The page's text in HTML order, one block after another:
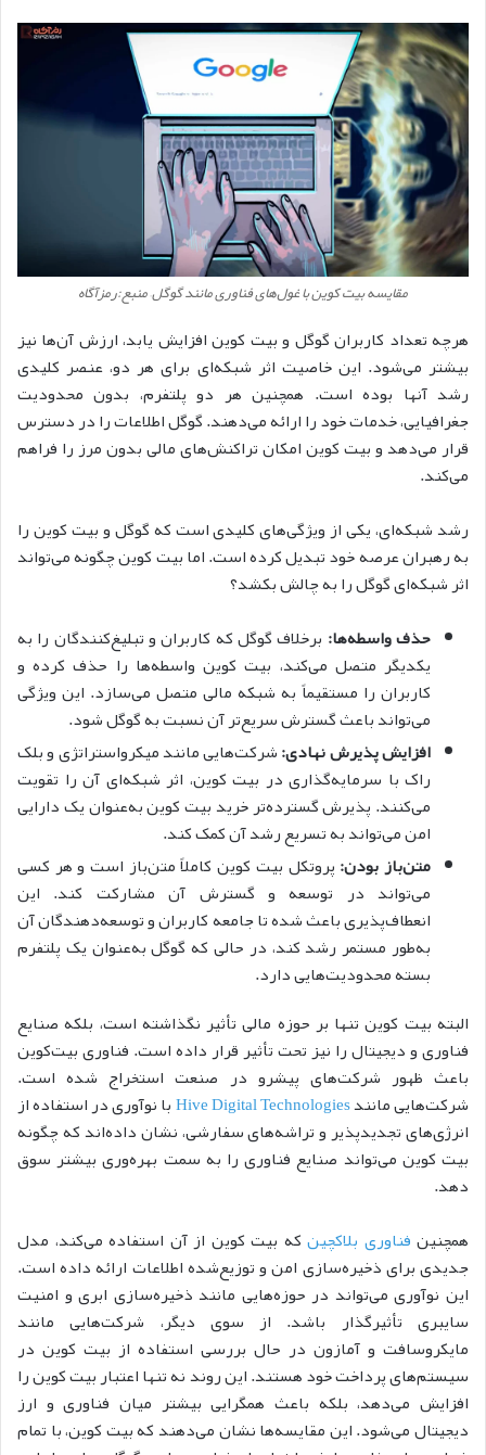
مقایسه بیت‌ کوین با غول‌های فناوری مانند گوگل– منبع:رمزآگاه
هرچه تعداد کاربران گوگل و بیت‌ کوین افزایش یابد، ارزش آن‌ها نیز
بیشتر می‌شود. این خاصیت اثر شبکه‌ای برای هر دو، عنصر کلیدی
رشد آنها بوده است. همچنین هر دو پلتفرم، بدون محدودیت
جغرافیایی، خدمات خود را ارائه می‌دهند. گوگل اطلاعات را در دسترس
قرار می‌دهد و بیت‌ کوین امکان تراکنش‌های مالی بدون مرز را فراهم
می‌کند.
رشد شبکه‌ای، یکی از ویژگی‌های کلیدی است که گوگل و بیت‌ کوین را
به رهبران عرصه خود تبدیل کرده است. اما بیت‌ کوین چگونه می‌تواند
اثر شبکه‌ای گوگل را به چالش بکشد؟
حذف واسطه‌ها: برخلاف گوگل که کاربران و تبلیغ‌کنندگان را به
یکدیگر متصل می‌کند، بیت‌ کوین واسطه‌ها را حذف کرده و
کاربران را مستقیماً به شبکه مالی متصل می‌سازد. این ویژگی
می‌تواند باعث گسترش سریع‌تر آن نسبت به گوگل شود.
افزایش پذیرش نهادی:شرکت‌هایی مانند میکرواستراتژی و بلک
راک با سرمایه‌گذاری در بیت‌ کوین، اثر شبکه‌ای آن را تقویت
می‌کنند. پذیرش گسترده‌تر خرید بیت‌ کوین به‌عنوان یک دارایی
امن می‌تواند به تسریع رشد آن کمک کند.
متن‌باز بودن: پروتکل بیت‌ کوین کاملاً متن‌باز است و هر کسی
می‌تواند در توسعه و گسترش آن مشارکت کند. این
انعطاف‌پذیری باعث شده تا جامعه کاربران و توسعه‌دهندگان آن
به‌طور مستمر رشد کند، در حالی که گوگل به‌عنوان یک پلتفرم
بسته محدودیت‌هایی دارد.
البته بیت‌ کوین تنها بر حوزه مالی تأثیر نگذاشته است، بلکه صنایع
فناوری و دیجیتال را نیز تحت تأثیر قرار داده است. فناوری بیت‌کوین
باعث ظهور شرکت‌های پیشرو در صنعت استخراج شده است.
شرکت‌هایی مانندHive Digital Technologiesبا نوآوری در استفاده از
انرژی‌های تجدیدپذیر و تراشه‌های سفارشی، نشان داده‌اند که چگونه
بیت‌ کوین می‌تواند صنایع فناوری را به سمت بهره‌وری بیشتر سوق
دهد.
همچنین فناوری بلاکچین که بیت‌ کوین از آن استفاده می‌کند، مدل
جدیدی برای ذخیره‌سازی امن و توزیع‌شده اطلاعات ارائه داده است.
این نوآوری می‌تواند در حوزه‌هایی مانند ذخیره‌سازی ابری و امنیت
سایبری تأثیرگذار باشد. از سوی دیگر، شرکت‌هایی مانند
مایکروسافت و آمازون در حال بررسی استفاده از بیت‌ کوین در
سیستم‌های پرداخت خود هستند. این روند نه تنها اعتبار بیت‌ کوین را
افزایش می‌دهد، بلکه باعث همگرایی بیشتر میان فناوری و ارز
دیجیتال می‌شود.این مقایسه‌ها نشان می‌دهند که بیت‌ کوین، با تمام